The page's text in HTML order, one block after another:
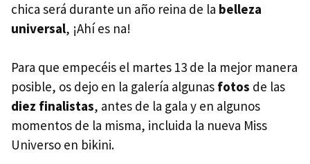
chica será durante un año reina de la belleza
universal, ¡Ahí es na!
Para que empecéis el martes 13 de la mejor manera
posible, os dejo en la galería algunas fotos de las
diez finalistas, antes de la gala y en algunos
momentos de la misma, incluida la nueva Miss
Universo en bikini.